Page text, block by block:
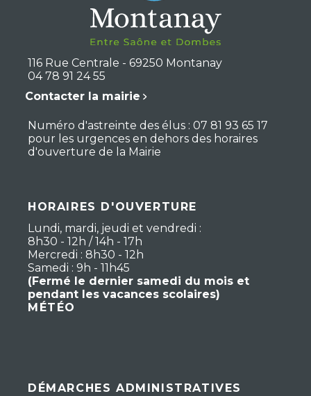
116 Rue Centrale - 69250 Montanay
04 78 91 24 55
Contacter la mairie
Numéro d'astreinte des élus : 07 81 93 65 17
pour les urgences en dehors des horaires
d'ouverture de la Mairie
HORAIRES D'OUVERTURE
Lundi, mardi, jeudi et vendredi :
8h30 - 12h / 14h - 17h
Mercredi : 8h30 - 12h
Samedi : 9h - 11h45
(Fermé le dernier samedi du mois et
pendant les vacances scolaires)
MÉTÉO
DÉMARCHES ADMINISTRATIVES